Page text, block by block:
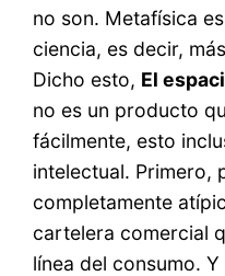
no son. Metafísica
ciencia, es decir,
Dicho esto, El
no es un producto
fácilmente, esto
intelectual. Primero,
completamente
cartelera comercial
línea del consumo.